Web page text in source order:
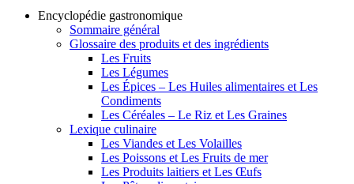
Encyclopédie gastronomique
Sommaire général
Glossaire des produits et des ingrédients
Les Fruits
Les Légumes
Les Épices – Les Huiles alimentaires et Les
Condiments
Les Céréales – Le Riz et Les Graines
Lexique culinaire
Les Viandes et Les Volailles
Les Poissons et Les Fruits de mer
Les Produits laitiers et Les Œufs